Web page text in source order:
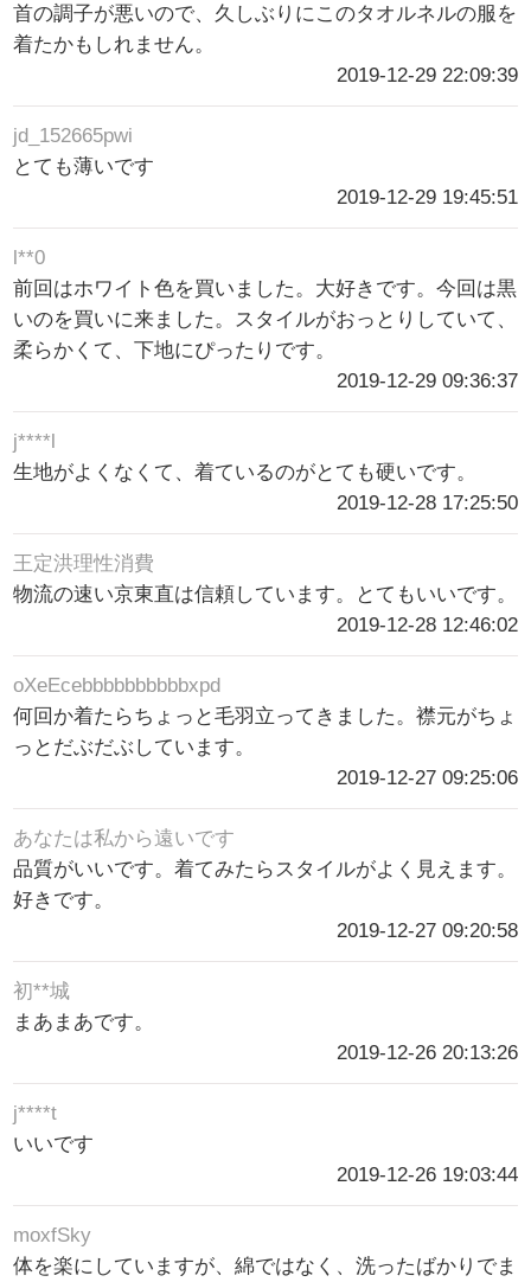
首の調子が悪いので、久しぶりにこのタオルネルの服を
着たかもしれません。
2019-12-29 22:09:39
jd_152665pwi
とても薄いです
2019-12-29 19:45:51
l**0
前回はホワイト色を買いました。大好きです。今回は黒
いのを買いに来ました。スタイルがおっとりしていて、
柔らかくて、下地にぴったりです。
2019-12-29 09:36:37
j****l
生地がよくなくて、着ているのがとても硬いです。
2019-12-28 17:25:50
王定洪理性消費
物流の速い京東直は信頼しています。とてもいいです。
2019-12-28 12:46:02
oXeEcebbbbbbbbbbxpd
何回か着たらちょっと毛羽立ってきました。襟元がちょ
っとだぶだぶしています。
2019-12-27 09:25:06
あなたは私から遠いです
品質がいいです。着てみたらスタイルがよく見えます。
好きです。
2019-12-27 09:20:58
初**城
まあまあです。
2019-12-26 20:13:26
j****t
いいです
2019-12-26 19:03:44
moxfSky
体を楽にしていますが、綿ではなく、洗ったばかりでま